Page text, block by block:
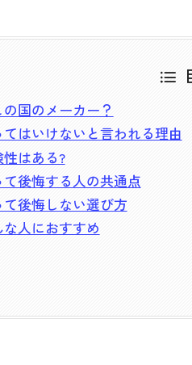
国のメーカー？
てはいけないと言われる理由
性はある?
て後悔する人の共通点
て後悔しない選び方
な人におすすめ